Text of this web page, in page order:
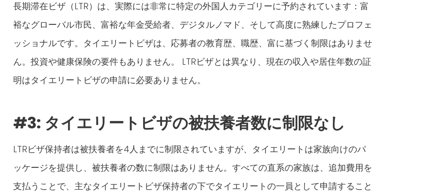
長期滞在ビザ（LTR）は、実際には非常に特定の外国人カテゴリーに予約されています：富
裕なグローバル市民、富裕な年金受給者、デジタルノマド、そして高度に熟練したプロフェ
ッショナルです。タイエリートビザは、応募者の教育歴、職歴、富に基づく制限はありませ
ん。投資や健康保険の要件もありません。 LTRビザとは異なり、現在の収入や居住年数の証
明はタイエリートビザの申請に必要ありません。
#3: タイエリートビザの被扶養者数に制限なし
LTRビザ保持者は被扶養者を4人までに制限されていますが、タイエリートは家族向けのパ
ッケージを提供し、被扶養者の数に制限はありません。すべての直系の家族は、追加費用を
支払うことで、主なタイエリートビザ保持者の下でタイエリートの一員として申請すること